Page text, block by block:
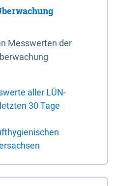
Messwerten der
aller LÜN-
30 Tage